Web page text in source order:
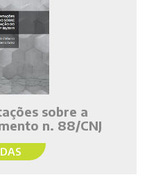
sobre a
n. 88/CNJ